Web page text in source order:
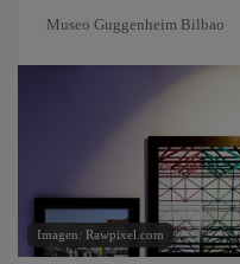
Museo Guggenheim Bilbao
Imagen: Rawpixel.com